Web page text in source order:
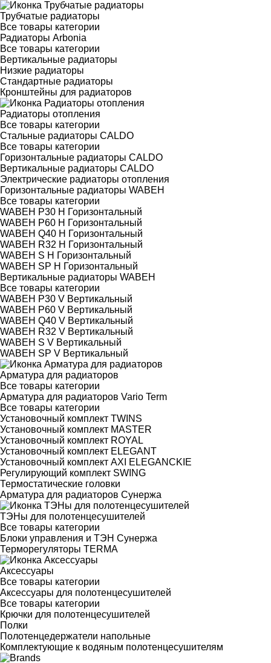
Трубчатые радиаторы
Все товары категории
Радиаторы Arbonia
Все товары категории
Вертикальные радиаторы
Низкие радиаторы
Стандартные радиаторы
Кронштейны для радиаторов
Радиаторы отопления
Все товары категории
Стальные радиаторы CALDO
Все товары категории
Горизонтальные радиаторы CALDO
Вертикальные радиаторы CALDO
Электрические радиаторы отопления
Горизонтальные радиаторы WABEH
Все товары категории
WABEH P30 H Горизонтальный
WABEH P60 H Горизонтальный
WABEH Q40 H Горизонтальный
WABEH R32 H Горизонтальный
WABEH S H Горизонтальный
WABEH SP H Горизонтальный
Вертикальные радиаторы WABEH
Все товары категории
WABEH P30 V Вертикальный
WABEH P60 V Вертикальный
WABEH Q40 V Вертикальный
WABEH R32 V Вертикальный
WABEH S V Вертикальный
WABEH SP V Вертикальный
Арматура для радиаторов
Все товары категории
Арматура для радиаторов Vario Term
Все товары категории
Установочный комплект TWINS
Установочный комплект MASTER
Установочный комплект ROYAL
Установочный комплект ELEGANT
Установочный комплект AXI ELEGANCKIE
Регулирующий комплект SWING
Термостатические головки
Арматура для радиаторов Сунержа
ТЭНы для полотенцесушителей
Все товары категории
Блоки управления и ТЭН Сунержа
Терморегуляторы TERMA
Аксессуары
Все товары категории
Аксессуары для полотенцесушителей
Все товары категории
Крючки для полотенцесушителей
Полки
Полотенцедержатели напольные
Комплектующие к водяным полотенцесушителям